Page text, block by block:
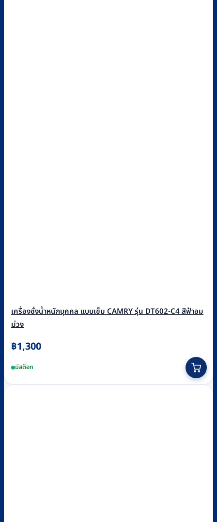
เครื่องชั่งน้ำหนักบุคคล แบบเข็ม CAMRY รุ่น DT602-C4 สีฟ้าอม
ม่วง
฿1,300
มีสต็อก